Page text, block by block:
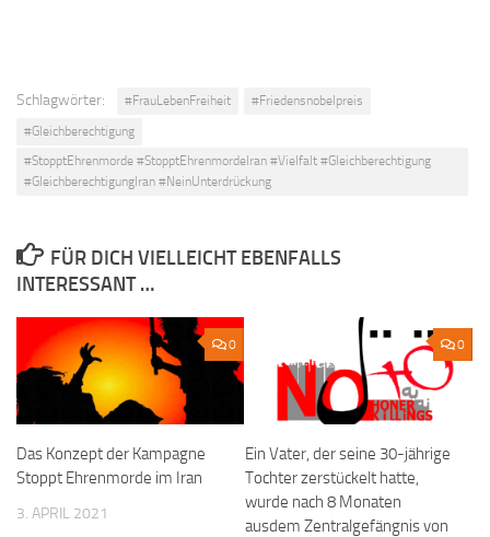
Schlagwörter: #FrauLebenFreiheit
#Friedensnobelpreis
#Gleichberechtigung
#StopptEhrenmorde #StopptEhrenmordeIran #Vielfalt #Gleichberechtigung
#GleichberechtigungIran #NeinUnterdrückung
FÜR DICH VIELLEICHT EBENFALLS
INTERESSANT …
0
Das Konzept der Kampagne
Stoppt Ehrenmorde im Iran
3. APRIL 2021
0
Ein Vater, der seine 30-jährige
Tochter zerstückelt hatte,
wurde nach 8 Monaten
ausdem Zentralgefängnis von